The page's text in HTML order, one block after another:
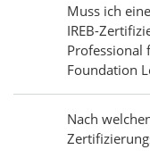
Muss ich
IREB-
Professional
Foundation
Nach